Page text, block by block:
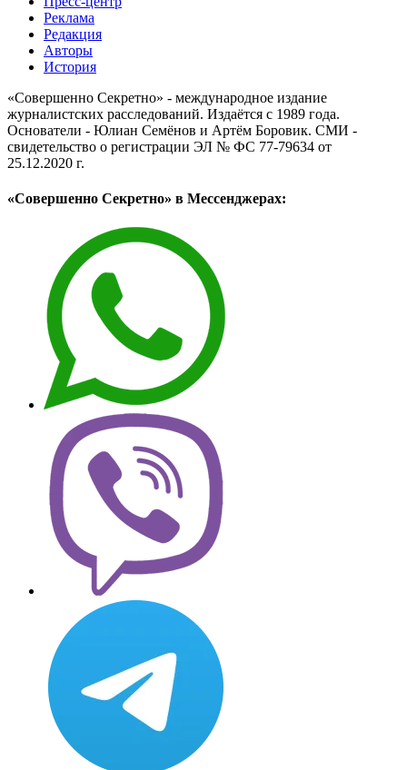
Реклама
Редакция
Авторы
История
«Совершенно Секретно» - международное издание
журналистских расследований. Издаётся с 1989 года.
Основатели - Юлиан Семёнов и Артём Боровик. CМИ -
свидетельство о регистрации ЭЛ № ФС 77-79634 от
25.12.2020 г.
«Совершенно Секретно» в Мессенджерах: